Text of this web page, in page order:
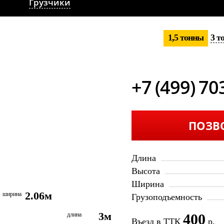
1,5 тонны 3
ширина 2.06м
длина 3м
+7 (499)
Длина
Высота
Ширина
Грузоподъемность
Въезд в ТТК 400 р.